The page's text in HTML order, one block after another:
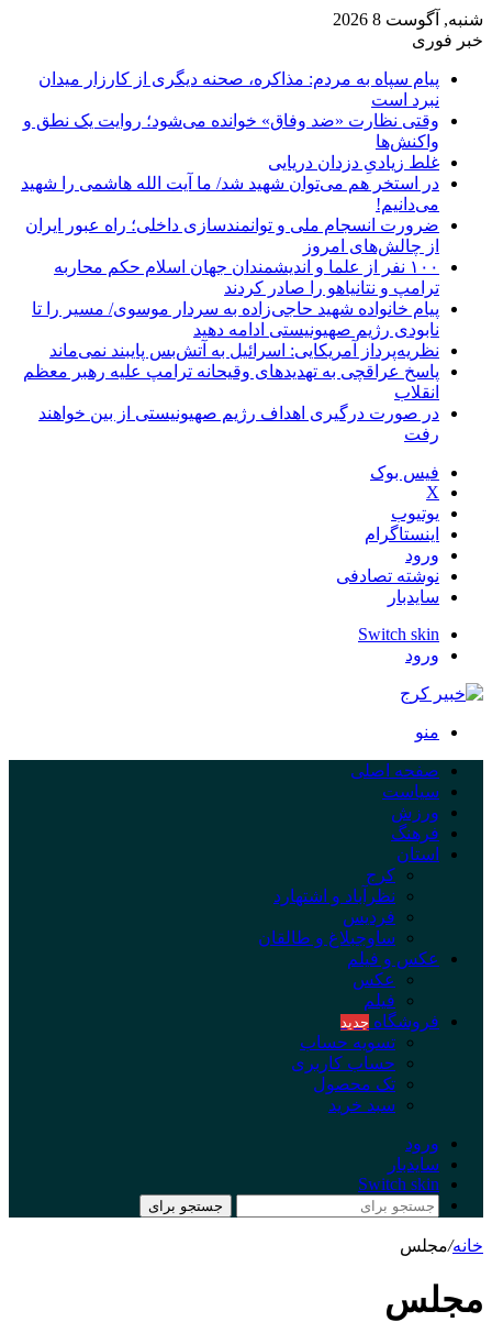
شنبه, آگوست 8 2026
خبر فوری
پیام سپاه به مردم: مذاکره، صحنه دیگری از کارزار میدان
نبرد است
وقتی نظارت «ضد وفاق» خوانده می‌شود؛ روایت یک نطق و
واکنش‌ها
غلط زیادیِ دزدان دریایی
در استخر هم می‌توان شهید شد/ ما آیت الله هاشمی را شهید
می‌دانیم!
ضرورت انسجام ملی و توانمندسازی داخلی؛ راه عبور ایران
از چالش‌های امروز
۱۰۰ نفر از علما و اندیشمندان جهان اسلام حکم محاربه
ترامپ و نتانیاهو را صادر کردند
پیام خانواده شهید حاجی‌زاده به سردار موسوی/ مسیر را تا
نابودی رژیم صهیونیستی ادامه دهید
نظریه‌پرداز آمریکایی: اسرائیل به آتش‌بس پایبند نمی‌ماند
پاسخ عراقچی به تهدیدهای وقیحانه ترامپ علیه رهبر معظم
انقلاب
در صورت درگیری اهداف رژیم صهیونیستی از بین خواهند
رفت
فیس بوک
X
یوتیوب
اینستاگرام
ورود
نوشته تصادفی
سایدبار
Switch skin
ورود
منو
صفحه اصلی
سیاست
ورزش
فرهنگ
استان
کرج
نظرآباد و اشتهارد
فردیس
ساوجبلاغ و طالقان
عکس و فیلم
عکس
فیلم
فروشگاه جدید
تسویه حساب
حساب کاربری
تک محصول
سبد خرید
ورود
سایدبار
Switch skin
جستجو برای
خانه/مجلس
مجلس